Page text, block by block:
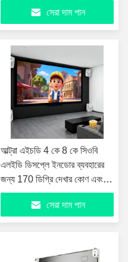
সেরা দাম পান
আল্ট্রা এইচডি 4 কে 8 কে সিওবি
এলইডি ডিসপ্লে ইনডোর ব্যবহারের
জন্য 170 ডিগ্রি দেখার কোণ এবং
ছোট পিক্সেল পিচ সহ
সেরা দাম পান